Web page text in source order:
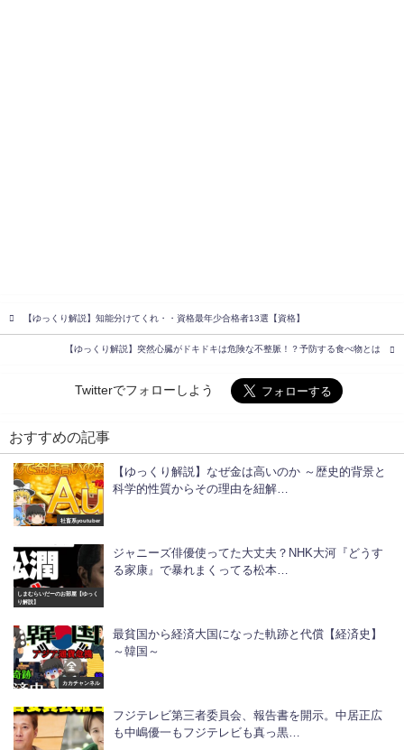
【ゆっくり解説】知能分けてくれ・・資格最年少合格者13選【資格】
【ゆっくり解説】突然心臓がドキドキは危険な不整脈！？予防する食べ物とは
Twitterでフォローしよう
おすすめの記事
社畜系youtuber
【ゆっくり解説】なぜ金は高いのか ～歴史的背景と
科学的性質からその理由を紐解…
しまむらいだーのお部屋【ゆっく
り解説】
ジャニーズ俳優使ってた大丈夫？NHK大河『どうす
る家康』で暴れまくってる松本…
カカチャンネル
最貧国から経済大国になった軌跡と代償【経済史】
～韓国～
フジテレビ第三者委員会、報告書を開示。中居正広
も中嶋優一もフジテレビも真っ黒…